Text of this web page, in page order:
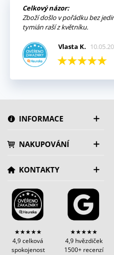
Celkový názor:
Zboží došlo v pořádku bez
tymián raší z květníku.
Vlasta K.
INFORMACE
NAKUPOVÁNÍ
KONTAKTY
★★★★★
4,9 celková
spokojenost
★★★★★
4,9 hvězdiček
1500+ recenzí